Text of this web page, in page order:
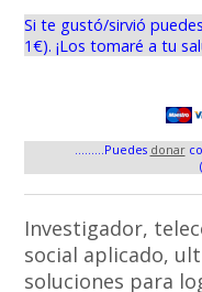
Si te gustó/sirvió
1€). ¡Los tomaré a tu
.........Puedes donar
Investigador,
social aplicado,
soluciones para